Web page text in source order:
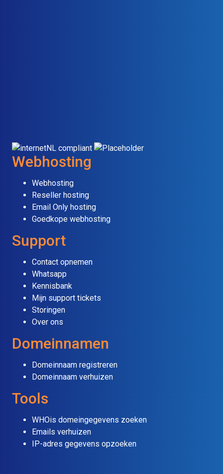
Webhosting
Webhosting
Reseller hosting
Email Only hosting
Goedkope webhosting
Support
Contact opnemen
Whatsapp
Kennisbank
Mijn support tickets
Storingen
Over ons
Domeinnamen
Domeinnaam registreren
Domeinnaam verhuizen
Tools
WHOis domeingegevens zoeken
Emails verhuizen
IP-adres gegevens opzoeken